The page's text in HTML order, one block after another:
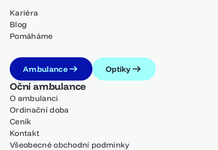
Kariéra
Blog
Pomáháme
Ambulance Optiky
Oční ambulance
O ambulanci
Ordinační doba
Ceník
Kontakt
Všeobecné obchodní podmínky